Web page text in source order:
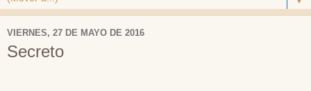
VIERNES, 27 DE MAYO DE 2016
Secreto